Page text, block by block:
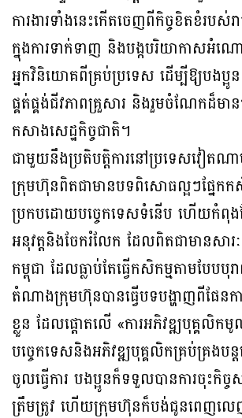
ការងារទាំងនេះកើតចេញពីកិច្ចខិតខំរបស់រ
ក្នុងការទាក់ទាញ និងបង្កបរិយាកាសអំ
អ្នកវិនិយោគពីគ្រប់ប្រទេស ដើម្បីឱ្យប
ផ្គត់ផ្គង់ជីវភាពគ្រួសារ និងរួមចំណែកដ៏មាន
កសាងសេដ្ឋកិច្ចជាតិ។
ជាមួយនឹងប្រតិបត្តិការនៅប្រទេសវៀតណ
ក្រុមហ៊ុនពិតជាមានបទពិសោធល្អៗផ្នែក
ប្រកបដោយបច្ចេកទេសទំនើប ហើយកំពុ
អនុវត្តនិងចែករំលែក ដែលពិតជាមានសា
កម្ពុជា ដែលធ្លាប់តែធ្វើកសិកម្មតាមបែប
តំណាងក្រុមហ៊ុនបានធ្វើបទបង្ហាញពីផែនក
ខ្លួន ដែលផ្តោតលើ «ការអភិវឌ្ឍបុគ្គលិកមូល
បច្ចេកទេសនិងអភិវឌ្ឍបុគ្គលិកគ្រប់គ្រងប
ចូលធ្វើការ បងប្អូនក៏ទទួលបានការចុះកិច្ច
ត្រឹមត្រូវ ហើយក្រុមហ៊ុនក៏បង់ជូនពេញលេ